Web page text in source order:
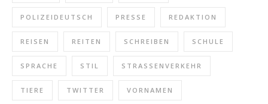
POLIZEIDEUTSCH PRESSE REDAKTION
REISEN REITEN SCHREIBEN SCHULE
SPRACHE STIL STRASSENVERKEHR
TIERE TWITTER VORNAMEN